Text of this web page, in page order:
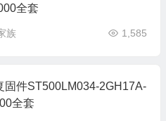
全套
族 1,585
固件ST500LM034-2GH17A-
全套